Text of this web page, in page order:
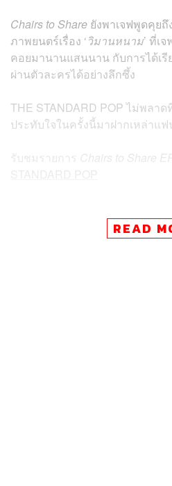
Chairs to Share ยังพาเจฟพูดคุย
ภาพยนตร์เรื่อง ‘วิมานหนาม’ ที่เ
คอยมานานแสนนาน กับการได้เรี
ผ่านตัวละครได้อย่างลึกซึ้ง
THE STANDARD POP ไม่พลา
ประทับใจในครั้งนี้มาฝากเหล่าแ
รับชมรายการ Chairs to Share
READ